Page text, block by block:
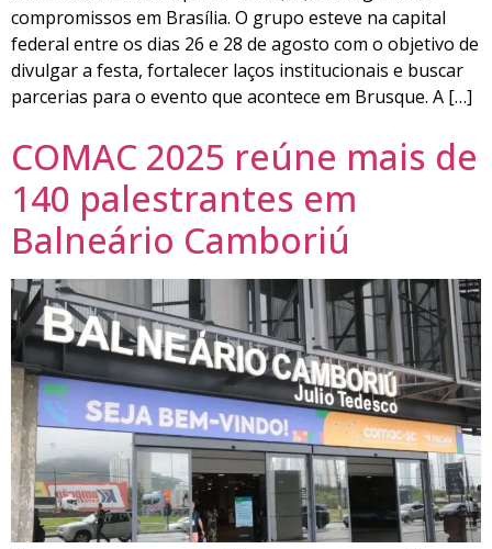
compromissos em Brasília. O grupo esteve na capital
federal entre os dias 26 e 28 de agosto com o objetivo de
divulgar a festa, fortalecer laços institucionais e buscar
parcerias para o evento que acontece em Brusque. A […]
COMAC 2025 reúne mais de
140 palestrantes em
Balneário Camboriú